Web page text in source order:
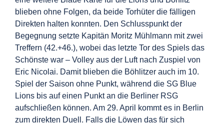
blieben ohne Folgen, da beide Torhüter die fälligen
Direkten halten konnten. Den Schlusspunkt der
Begegnung setzte Kapitän Moritz Mühlmann mit zwei
Treffern (42.+46.), wobei das letzte Tor des Spiels das
Schönste war – Volley aus der Luft nach Zuspiel von
Eric Nicolai. Damit blieben die Böhlitzer auch im 10.
Spiel der Saison ohne Punkt, während die SG Blue
Lions bis auf einen Punkt an die Berliner RSG
aufschließen können. Am 29. April kommt es in Berlin
zum direkten Duell. Falls die Löwen das für sich